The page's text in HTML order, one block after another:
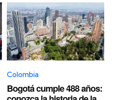
Colombia
Bogotá cumple 488 años: